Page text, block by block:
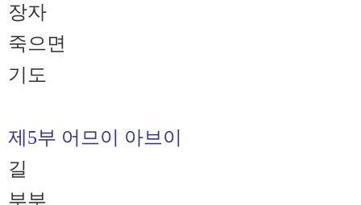
장자
죽으면
기도
제5부 어므이 아브이
길
부부